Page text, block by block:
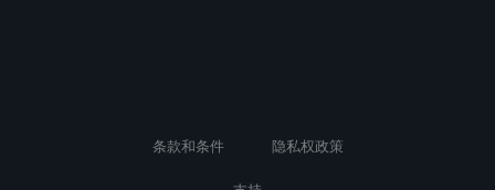
条款和条件 隐私权政策